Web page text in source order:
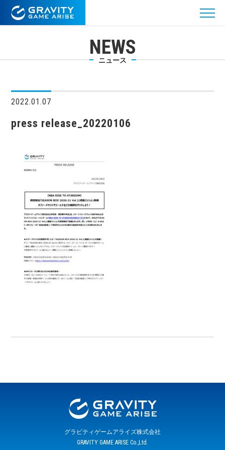
NEWS
ニュース
2022.01.07
press release_20220106
グラビティゲームアライズ株式会社
GRAVITY GAME ARISE Co.,Ltd.